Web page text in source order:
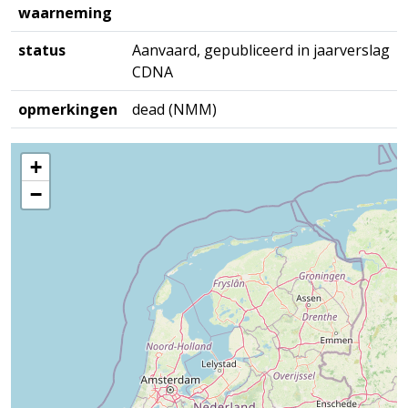
waarneming
status
Aanvaard, gepubliceerd in jaarverslag
CDNA
opmerkingen
dead (NMM)
+
−